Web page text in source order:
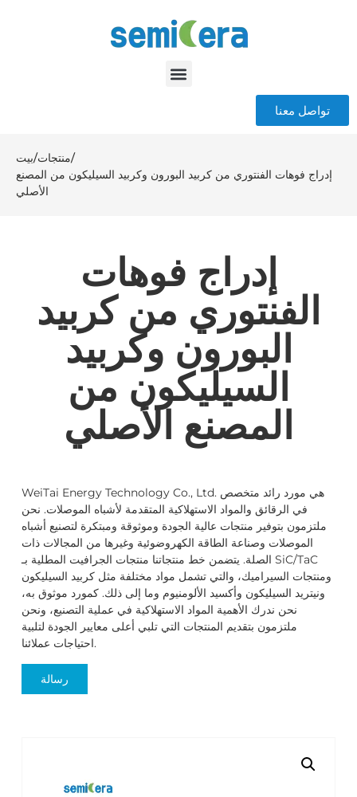
تواصل معنا
بيت/منتجات/
إدراج فوهات الفنتوري من كربيد البورون وكربيد السيليكون من المصنع
الأصلي
إدراج فوهات
الفنتوري من كربيد
البورون وكربيد
السيليكون من
المصنع الأصلي
WeiTai Energy Technology Co., Ltd. هي مورد رائد متخصص
في الرقائق والمواد الاستهلاكية المتقدمة لأشباه الموصلات. نحن
ملتزمون بتوفير منتجات عالية الجودة وموثوقة ومبتكرة لتصنيع أشباه
الموصلات وصناعة الطاقة الكهروضوئية وغيرها من المجالات ذات
الصلة. يتضمن خط منتجاتنا منتجات الجرافيت المطلية بـ SiC/TaC
ومنتجات السيراميك، والتي تشمل مواد مختلفة مثل كربيد السيليكون
ونيتريد السيليكون وأكسيد الألومنيوم وما إلى ذلك. كمورد موثوق به،
نحن ندرك الأهمية المواد الاستهلاكية في عملية التصنيع، ونحن
ملتزمون بتقديم المنتجات التي تلبي أعلى معايير الجودة لتلبية
احتياجات عملائنا.
رسالة